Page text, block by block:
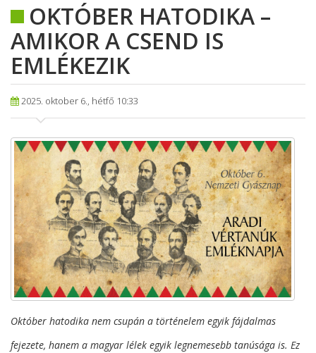
OKTÓBER HATODIKA –
AMIKOR A CSEND IS
EMLÉKEZIK
2025. oktober 6., hétfő 10:33
Október hatodika nem csupán a történelem egyik fájdalmas
fejezete, hanem a magyar lélek egyik legnemesebb tanúsága is. Ez